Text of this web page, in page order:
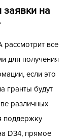
заявки на
рассмотрит все
для получения
если это
гранты будут
различных
поддержку
D34, прямое